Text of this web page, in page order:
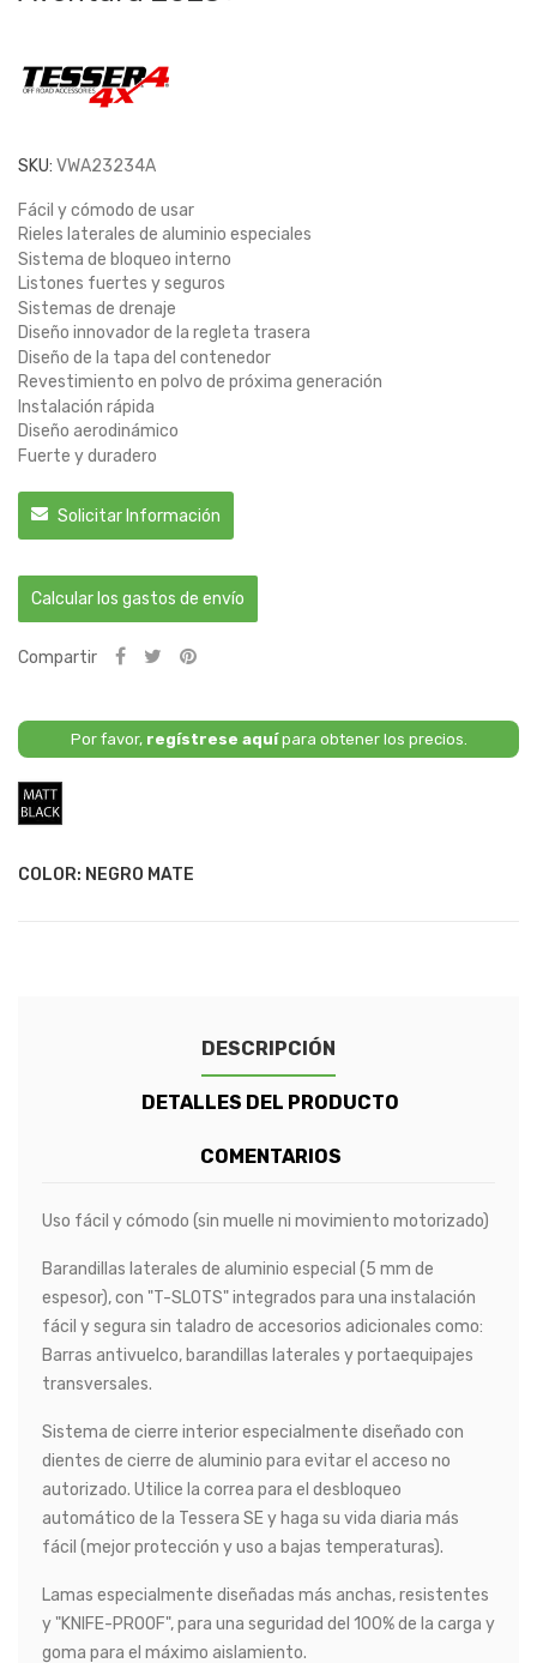
SKU: VWA23234A
Fácil y cómodo de usar
Rieles laterales de aluminio especiales
Sistema de bloqueo interno
Listones fuertes y seguros
Sistemas de drenaje
Diseño innovador de la regleta trasera
Diseño de la tapa del contenedor
Revestimiento en polvo de próxima generación
Instalación rápida
Diseño aerodinámico
Fuerte y duradero
Solicitar Información
Calcular los gastos de envío
Compartir
Por favor, regístrese aquípara obtener los precios.
COLOR: NEGRO MATE
DESCRIPCIÓN
DETALLES DEL PRODUCTO
COMENTARIOS
Uso fácil y cómodo (sin muelle ni movimiento motorizado)
Barandillas laterales de aluminio especial (5 mm de
espesor), con "T-SLOTS" integrados para una instalación
fácil y segura sin taladro de accesorios adicionales como:
Barras antivuelco, barandillas laterales y portaequipajes
transversales.
Sistema de cierre interior especialmente diseñado con
dientes de cierre de aluminio para evitar el acceso no
autorizado. Utilice la correa para el desbloqueo
automático de la Tessera SE y haga su vida diaria más
fácil (mejor protección y uso a bajas temperaturas).
Lamas especialmente diseñadas más anchas, resistentes
y "KNIFE-PROOF", para una seguridad del 100% de la carga y
goma para el máximo aislamiento.